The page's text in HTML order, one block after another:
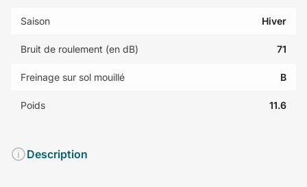
Saison Hiver
Bruit de roulement (en dB) 71
Freinage sur sol mouillé B
Poids 11.6
Description